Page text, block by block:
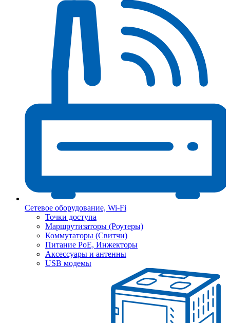
Сетевое оборудование, Wi-Fi
Точки доступа
Маршрутизаторы (Роутеры)
Коммутаторы (Свитчи)
Питание PoE, Инжекторы
Аксессуары и антенны
USB модемы